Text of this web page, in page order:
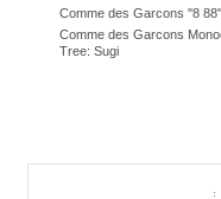
Comme des Garcons ''8 88''
Comme des Garcons
Tree: Sugi